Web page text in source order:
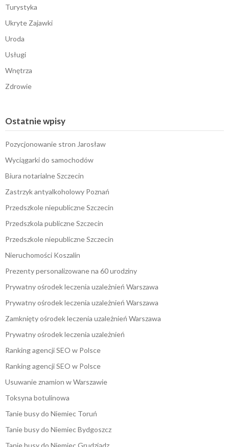
Turystyka
Ukryte Zajawki
Uroda
Usługi
Wnętrza
Zdrowie
Ostatnie wpisy
Pozycjonowanie stron Jarosław
Wyciągarki do samochodów
Biura notarialne Szczecin
Zastrzyk antyalkoholowy Poznań
Przedszkole niepubliczne Szczecin
Przedszkola publiczne Szczecin
Przedszkole niepubliczne Szczecin
Nieruchomości Koszalin
Prezenty personalizowane na 60 urodziny
Prywatny ośrodek leczenia uzależnień Warszawa
Prywatny ośrodek leczenia uzależnień Warszawa
Zamknięty ośrodek leczenia uzależnień Warszawa
Prywatny ośrodek leczenia uzależnień
Ranking agencji SEO w Polsce
Ranking agencji SEO w Polsce
Usuwanie znamion w Warszawie
Toksyna botulinowa
Tanie busy do Niemiec Toruń
Tanie busy do Niemiec Bydgoszcz